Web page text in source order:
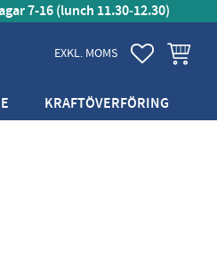
7-16 (lunch 11.30‑12.30)
EXKL. MOMS FAVORITER
KRAFTÖVERFÖRING